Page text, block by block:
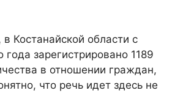
Костанайской области с
года зарегистрировано 1189
в отношении граждан,
что речь идет здесь не